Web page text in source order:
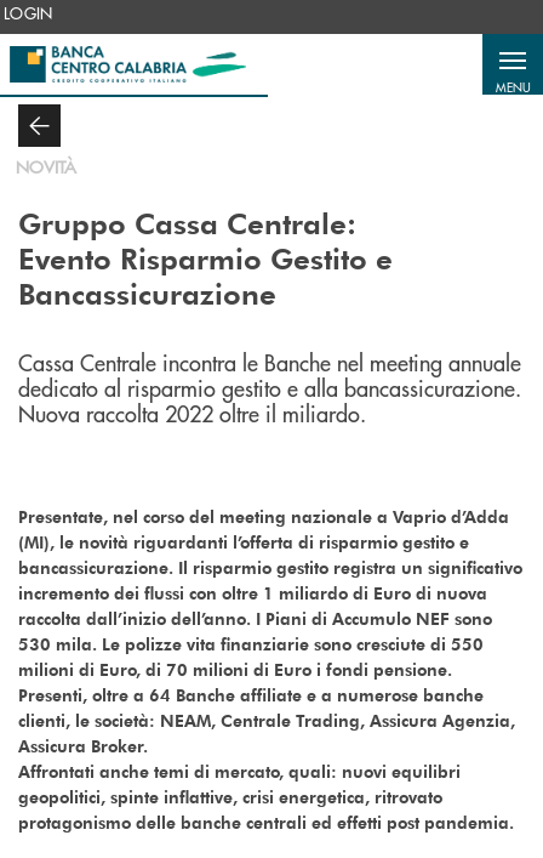
Salta al contenuto principale
LOGIN
MENU
NOVITÀ
Gruppo Cassa Centrale:
Evento Risparmio Gestito e
Bancassicurazione
Cassa Centrale incontra le Banche nel meeting annuale
dedicato al risparmio gestito e alla bancassicurazione.
Nuova raccolta 2022 oltre il miliardo.
Presentate, nel corso del meeting nazionale a Vaprio d’Adda
(MI), le novità riguardanti l’offerta di risparmio gestito e
bancassicurazione. Il risparmio gestito registra un significativo
incremento dei flussi con oltre 1 miliardo di Euro di nuova
raccolta dall’inizio dell’anno. I Piani di Accumulo NEF sono
530 mila. Le polizze vita finanziarie sono cresciute di 550
milioni di Euro, di 70 milioni di Euro i fondi pensione.
Presenti, oltre a 64 Banche affiliate e a numerose banche
clienti, le società: NEAM, Centrale Trading, Assicura Agenzia,
Assicura Broker.
Affrontati anche temi di mercato, quali: nuovi equilibri
geopolitici, spinte inflattive, crisi energetica, ritrovato
protagonismo delle banche centrali ed effetti post pandemia.